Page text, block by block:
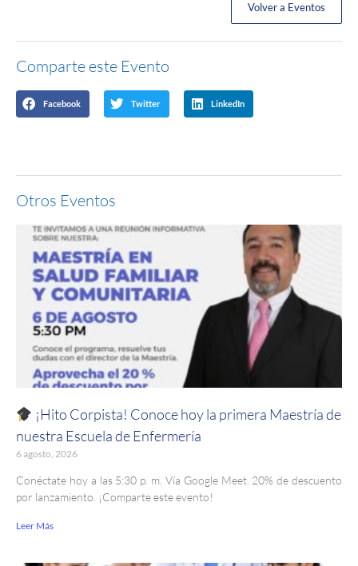
Volver a Eventos
Comparte este Evento
Facebook Twitter LinkedIn
Otros Eventos
¡Hito Corpista! Conoce hoy la primera Maestría de
nuestra Escuela de Enfermería
6 agosto, 2026
Conéctate hoy a las 5:30 p. m. Vía Google Meet. 20% de descuento
por lanzamiento. ¡Comparte este evento!
Leer Más